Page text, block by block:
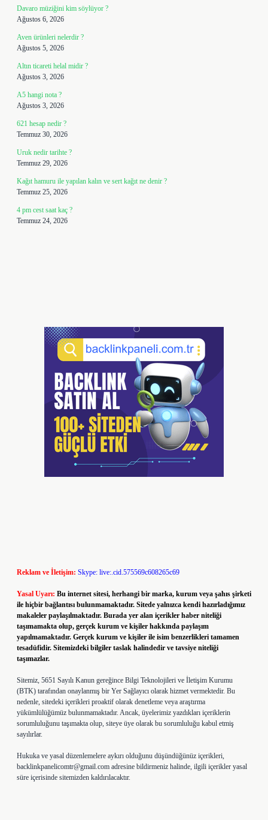
Davaro müziğini kim söylüyor ?
Ağustos 6, 2026
Aven ürünleri nelerdir ?
Ağustos 5, 2026
Altın ticareti helal midir ?
Ağustos 3, 2026
A5 hangi nota ?
Ağustos 3, 2026
621 hesap nedir ?
Temmuz 30, 2026
Uruk nedir tarihte ?
Temmuz 29, 2026
Kağıt hamuru ile yapılan kalın ve sert kağıt ne denir ?
Temmuz 25, 2026
4 pm cest saat kaç ?
Temmuz 24, 2026
Reklam ve İletişim: Skype: live:.cid.575569c608265c69
Yasal Uyarı: Bu internet sitesi, herhangi bir marka, kurum veya şahıs şirketi
ile hiçbir bağlantısı bulunmamaktadır. Sitede yalnızca kendi hazırladığımız
makaleler paylaşılmaktadır. Burada yer alan içerikler haber niteliği
taşımamakta olup, gerçek kurum ve kişiler hakkında paylaşım
yapılmamaktadır. Gerçek kurum ve kişiler ile isim benzerlikleri tamamen
tesadüfidir. Sitemizdeki bilgiler taslak halindedir ve tavsiye niteliği
taşımazlar.
Sitemiz, 5651 Sayılı Kanun gereğince Bilgi Teknolojileri ve İletişim Kurumu
(BTK) tarafından onaylanmış bir Yer Sağlayıcı olarak hizmet vermektedir. Bu
nedenle, sitedeki içerikleri proaktif olarak denetleme veya araştırma
yükümlülüğümüz bulunmamaktadır. Ancak, üyelerimiz yazdıkları içeriklerin
sorumluluğunu taşımakta olup, siteye üye olarak bu sorumluluğu kabul etmiş
sayılırlar.
Hukuka ve yasal düzenlemelere aykırı olduğunu düşündüğünüz içerikleri,
backlinkpanelicomtr@gmail.com adresine bildirmeniz halinde, ilgili içerikler yasal
süre içerisinde sitemizden kaldırılacaktır.